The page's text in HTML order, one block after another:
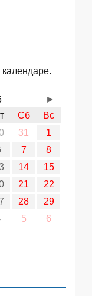
Сб
Вс
31
1
7
8
14
15
21
22
28
29
5 6
►